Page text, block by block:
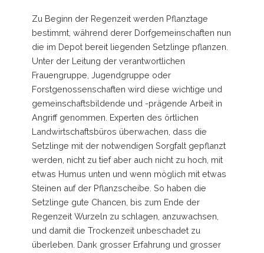
Zu Beginn der Regenzeit werden Pflanztage
bestimmt, während derer Dorfgemeinschaften nun
die im Depot bereit liegenden Setzlinge pflanzen.
Unter der Leitung der verantwortlichen
Frauengruppe, Jugendgruppe oder
Forstgenossenschaften wird diese wichtige und
gemeinschaftsbildende und -prägende Arbeit in
Angriff genommen. Experten des örtlichen
Landwirtschaftsbüros überwachen, dass die
Setzlinge mit der notwendigen Sorgfalt gepflanzt
werden, nicht zu tief aber auch nicht zu hoch, mit
etwas Humus unten und wenn möglich mit etwas
Steinen auf der Pflanzscheibe. So haben die
Setzlinge gute Chancen, bis zum Ende der
Regenzeit Wurzeln zu schlagen, anzuwachsen,
und damit die Trockenzeit unbeschadet zu
überleben. Dank grosser Erfahrung und grosser